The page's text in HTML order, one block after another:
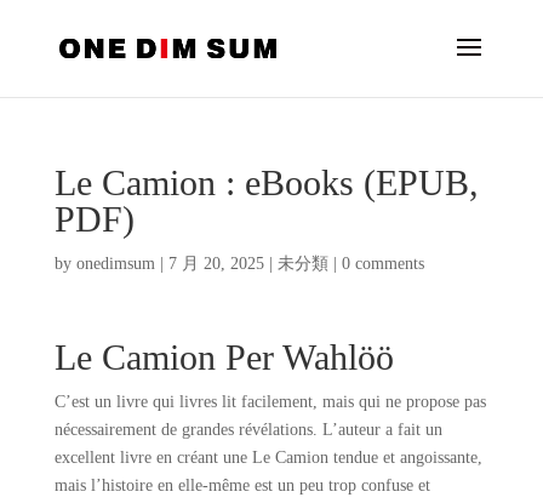
Le Camion : eBooks (EPUB,
PDF)
by onedimsum| 7 月 20, 2025| 未分類 0 comments
Le Camion Per Wahlöö
C’est un livre qui livres lit facilement, mais qui ne propose pas
nécessairement de grandes révélations. L’auteur a fait un
excellent livre en créant une Le Camion tendue et angoissante,
mais l’histoire en elle-même est un peu trop confuse et